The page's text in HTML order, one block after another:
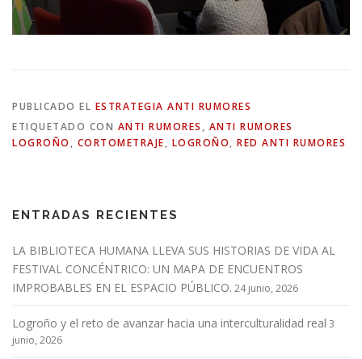
PUBLICADO EL ESTRATEGIA ANTI RUMORES
ETIQUETADO CON ANTI RUMORES , ANTI RUMORES
LOGROÑO , CORTOMETRAJE, LOGROÑO, RED ANTI RUMORES
ENTRADAS RECIENTES
LA BIBLIOTECA HUMANA LLEVA SUS HISTORIAS DE VIDA AL
FESTIVAL CONCÉNTRICO: UN MAPA DE ENCUENTROS
IMPROBABLES EN EL ESPACIO PÚBLICO. 24 junio, 2026
Logroño y el reto de avanzar hacia una interculturalidad real 3
junio, 2026